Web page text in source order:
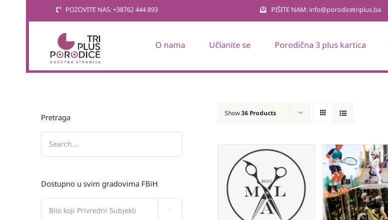
POZOVITE NAS: +38762 444 893 PIŠITE NAM: info@porodicetriplus.ba
O nama Učlanite se Porodična 3 plus kartica
Show36 Products
Pretraga
Dostupno u svim gradovima FBiH